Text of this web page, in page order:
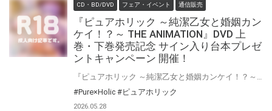
CD・BD/DVD フェア・イベント 通信販売
『ピュアホリック ～純潔乙女と婚姻カン
ケイ！？～ THE ANIMATION』DVD 上
巻・下巻発売記念 サイン入り台本プレゼ
ントキャンペーン 開催！
#Pure×Holic #ピュアホリック
2026.05.28